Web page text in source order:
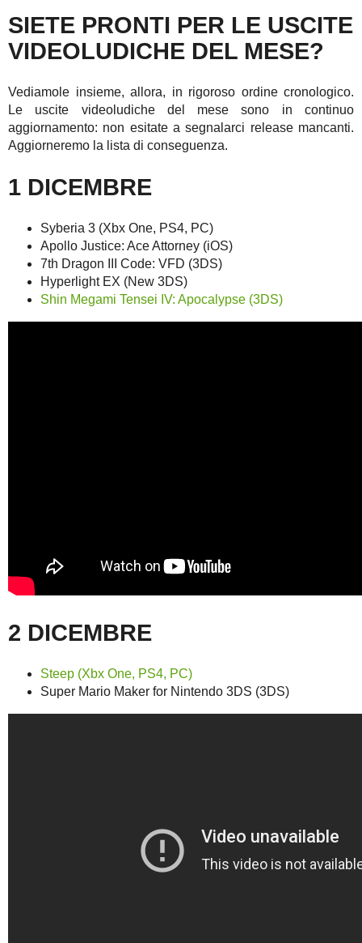
SIETE PRONTI PER LE USCITE
VIDEOLUDICHE DEL MESE?
Vediamole insieme, allora, in rigoroso ordine cronologico.
Le uscite videoludiche del mese sono in continuo
aggiornamento: non esitate a segnalarci release mancanti.
Aggiorneremo la lista di conseguenza.
1 DICEMBRE
Syberia 3 (Xbx One, PS4, PC)
Apollo Justice: Ace Attorney (iOS)
7th Dragon III Code: VFD (3DS)
Hyperlight EX (New 3DS)
Shin Megami Tensei IV: Apocalypse (3DS)
2 DICEMBRE
Steep (Xbx One, PS4, PC)
Super Mario Maker for Nintendo 3DS (3DS)